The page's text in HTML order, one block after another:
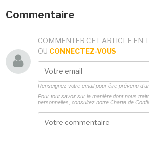
Commentaire
COMMENTER CET ARTICLE EN
OU CONNECTEZ-VOUS
Renseignez votre email pour être prévenu
Pour tout savoir sur la manière dont nous
personnelles, consultez notre Charte de